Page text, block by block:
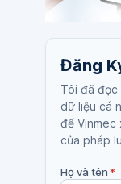
Đăng
Tôi đã đọc
dữ liệu cá
để Vinmec
của pháp
Họ và tên*